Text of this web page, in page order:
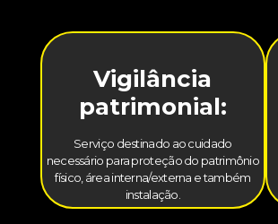
Vigilância
patrimonial:
Serviço destinado ao cuidado
necessário para proteção do patrimônio
físico, área interna/externa e também
instalação.